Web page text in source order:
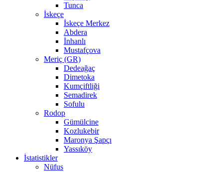
Tunca
İskeçe
İskeçe Merkez
Abdera
İnhanlı
Mustafçova
Meriç (GR)
Dedeağaç
Dimetoka
Kumçiftliği
Semadirek
Sofulu
Rodop
Gümülcine
Kozlukebir
Maronya Şapçı
Yassıköy
İstatistikler
Nüfus